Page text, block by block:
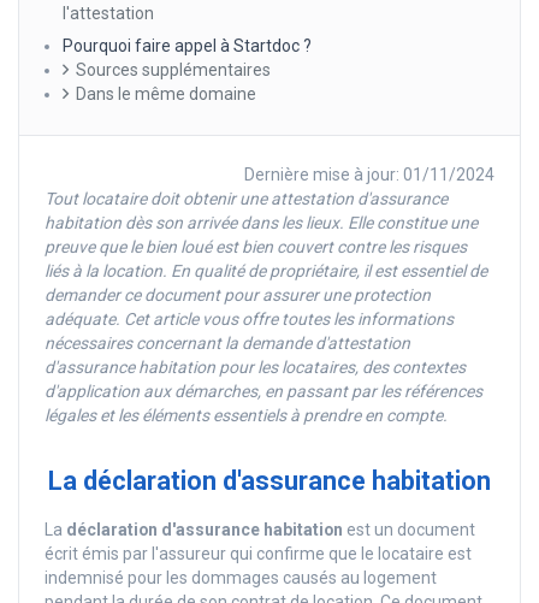
l'attestation
Pourquoi faire appel à Startdoc ?
Sources supplémentaires
Dans le même domaine
Dernière mise à jour: 01/11/2024
Tout locataire doit obtenir une attestation d'assurance
habitation dès son arrivée dans les lieux. Elle constitue une
preuve que le bien loué est bien couvert contre les risques
liés à la location. En qualité de propriétaire, il est essentiel de
demander ce document pour assurer une protection
adéquate. Cet article vous offre toutes les informations
nécessaires concernant la demande d'attestation
d'assurance habitation pour les locataires, des contextes
d'application aux démarches, en passant par les références
légales et les éléments essentiels à prendre en compte.
La déclaration d'assurance habitation
La déclaration d'assurance habitation est un document
écrit émis par l'assureur qui confirme que le locataire est
indemnisé pour les dommages causés au logement